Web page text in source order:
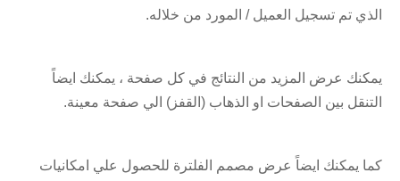
الذي تم تسجيل العميل / المورد من خلاله.
يمكنك عرض المزيد من النتائج في كل صفحة ، يمكنك ايضاً
التنقل بين الصفحات او الذهاب (القفز) الي صفحة معينة.
كما يمكنك ايضاً عرض مصمم الفلترة للحصول علي امكانيات